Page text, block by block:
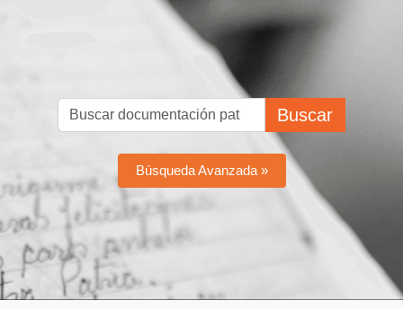
Buscar
Búsqueda Avanzada »